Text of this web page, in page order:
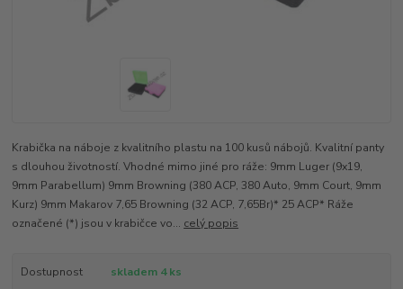
Krabička na náboje z kvalitního plastu na 100 kusů nábojů. Kvalitní panty
s dlouhou životností. Vhodné mimo jiné pro ráže: 9mm Luger (9x19,
9mm Parabellum) 9mm Browning (380 ACP, 380 Auto, 9mm Court, 9mm
Kurz) 9mm Makarov 7,65 Browning (32 ACP, 7,65Br)* 25 ACP* Ráže
označené (*) jsou v krabičce vo... celý popis
Dostupnost
skladem 4 ks